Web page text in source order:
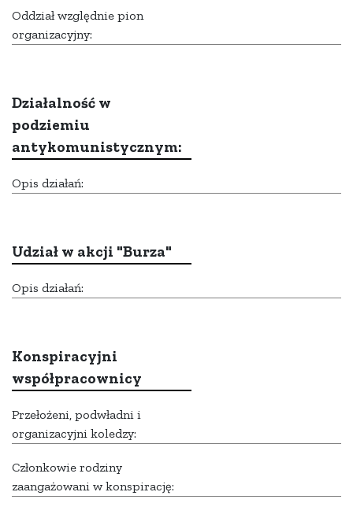
Oddział względnie pion
organizacyjny:
Działalność w
podziemiu
antykomunistycznym:
Opis działań:
Udział w akcji "Burza"
Opis działań:
Konspiracyjni
współpracownicy
Przełożeni, podwładni i
organizacyjni koledzy:
Członkowie rodziny
zaangażowani w konspirację: